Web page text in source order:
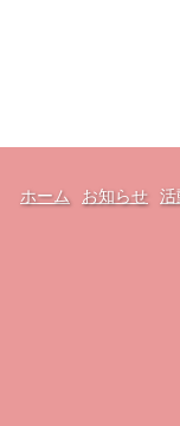
ホーム お知らせ